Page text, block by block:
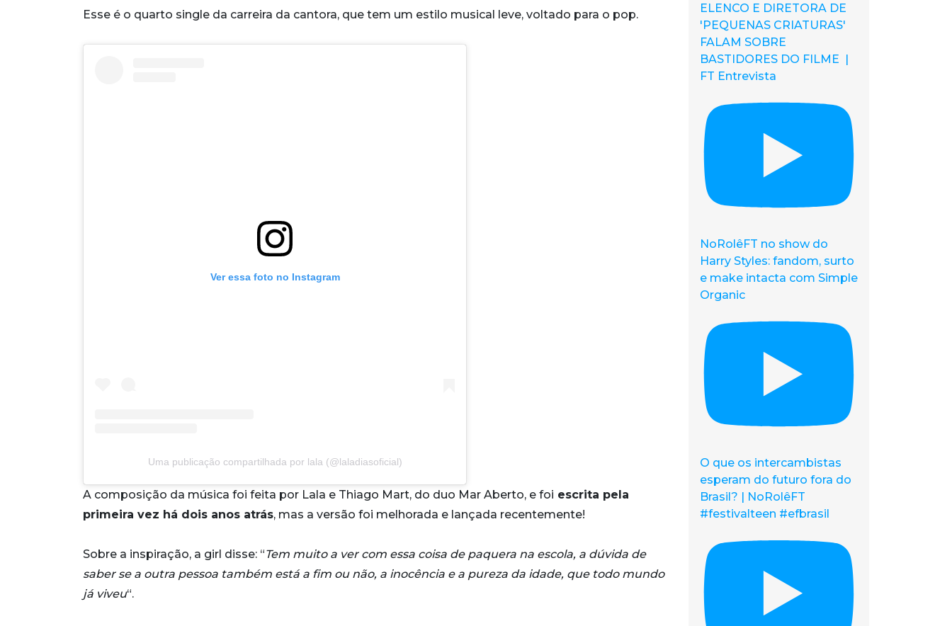
Esse é o quarto single da carreira da cantora, que tem um estilo musical leve, voltado para o pop.
Ver essa foto no Instagram
Uma publicação compartilhada por lala (@laladiasoficial)
A composição da música foi feita por Lala e Thiago Mart, do duo Mar Aberto, e foi escrita pela
primeira vez há dois anos atrás, mas a versão foi melhorada e lançada recentemente!
Sobre a inspiração, a girl disse: “Tem muito a ver com essa coisa de paquera na escola, a dúvida de
saber se a outra pessoa também está a fim ou não, a inocência e a pureza da idade, que todo mundo
já viveu“.
ELENCO E DIRETORA DE
'PEQUENAS CRIATURAS'
FALAM SOBRE
BASTIDORES DO FILME |
FT Entrevista
NoRolêFT no show do
Harry Styles: fandom, surto
e make intacta com Simple
Organic
O que os intercambistas
esperam do futuro fora do
Brasil? | NoRolêFT
#festivalteen #efbrasil